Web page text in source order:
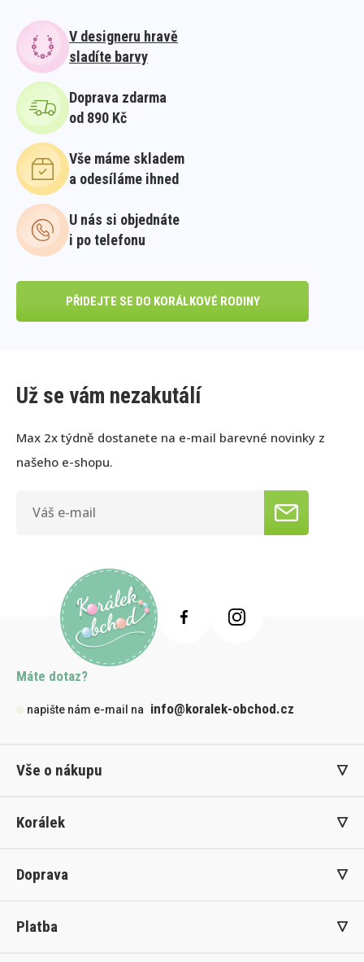
V designeru hravě
sladíte barvy
Doprava zdarma
od 890 Kč
Vše máme skladem
a odesíláme ihned
U nás si objednáte
i po telefonu
PŘIDEJTE SE DO KORÁLKOVÉ RODINY
Už se vám nezakutálí
Max 2x týdně dostanete na e-mail barevné novinky z
našeho e-shopu.
Máte dotaz?
napište nám e-mail na info@koralek-obchod.cz
Vše o nákupu
Korálek
Doprava
Platba